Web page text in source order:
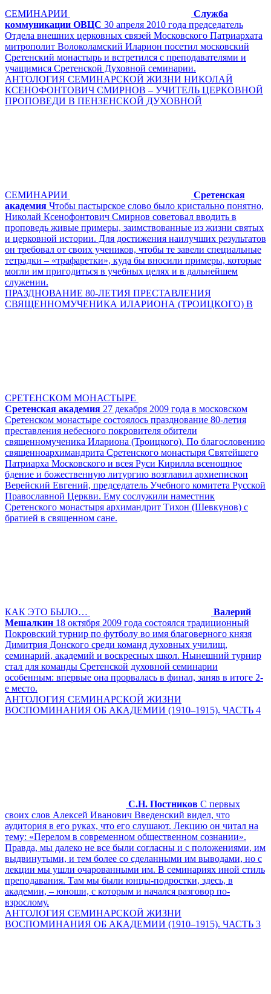
СЕМИНАРИИ
Служба
коммуникации ОВЦС 30 апреля 2010 года председатель
Отдела внешних церковных связей Московского Патриархата
митрополит Волоколамский Иларион посетил московский
Сретенский монастырь и встретился с преподавателями и
учащимися Сретенской Духовной семинарии.
АНТОЛОГИЯ СЕМИНАРСКОЙ ЖИЗНИ НИКОЛАЙ
КСЕНОФОНТОВИЧ СМИРНОВ – УЧИТЕЛЬ ЦЕРКОВНОЙ
ПРОПОВЕДИ В ПЕНЗЕНСКОЙ ДУХОВНОЙ
СЕМИНАРИИ
Сретенская
академия Чтобы пастырское слово было кристально понятно,
Николай Ксенофонтович Смирнов советовал вводить в
проповедь живые примеры, заимствованные из жизни святых
и церковной истории. Для достижения наилучших результатов
он требовал от своих учеников, чтобы те завели специальные
тетрадки – «трафаретки», куда бы вносили примеры, которые
могли им пригодиться в учебных целях и в дальнейшем
служении.
ПРАЗДНОВАНИЕ 80-ЛЕТИЯ ПРЕСТАВЛЕНИЯ
СВЯЩЕННОМУЧЕНИКА ИЛАРИОНА (ТРОИЦКОГО) В
СРЕТЕНСКОМ МОНАСТЫРЕ
Сретенская академия 27 декабря 2009 года в московском
Сретенском монастыре состоялось празднование 80-летия
преставления небесного покровителя обители
священномученика Илариона (Троицкого). По благословению
священноархимандрита Сретенского монастыря Святейшего
Патриарха Московского и всея Руси Кирилла всенощное
бдение и божественную литургию возглавил архиепископ
Верейский Евгений, председатель Учебного комитета Русской
Православной Церкви. Ему сослужили наместник
Сретенского монастыря архимандрит Тихон (Шевкунов) с
братией в священном сане.
КАК ЭТО БЫЛО…
Валерий
Мешалкин 18 октября 2009 года состоялся традиционный
Покровский турнир по футболу во имя благоверного князя
Димитрия Донского среди команд духовных училищ,
семинарий, академий и воскресных школ. Нынешний турнир
стал для команды Сретенской духовной семинарии
особенным: впервые она прорвалась в финал, заняв в итоге 2-
е место.
АНТОЛОГИЯ СЕМИНАРСКОЙ ЖИЗНИ
ВОСПОМИНАНИЯ ОБ АКАДЕМИИ (1910–1915). ЧАСТЬ 4
С.Н. Постников С первых
своих слов Алексей Иванович Введенский видел, что
аудитория в его руках, что его слушают. Лекцию он читал на
тему: «Перелом в современном общественном сознании».
Правда, мы далеко не все были согласны и с положениями, им
выдвинутыми, и тем более со сделанными им выводами, но с
лекции мы ушли очарованными им. В семинариях иной стиль
преподавания. Там мы были юнцы-подростки, здесь, в
академии, – юноши, с которым и начался разговор по-
взрослому.
АНТОЛОГИЯ СЕМИНАРСКОЙ ЖИЗНИ
ВОСПОМИНАНИЯ ОБ АКАДЕМИИ (1910–1915). ЧАСТЬ 3